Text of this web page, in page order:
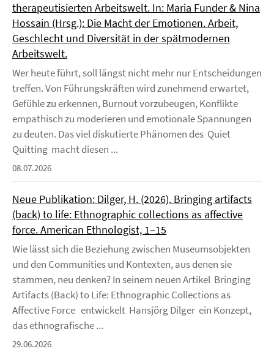
therapeutisierten Arbeitswelt. In: Maria Funder & Nina
Hossain (Hrsg.): Die Macht der Emotionen. Arbeit,
Geschlecht und Diversität in der spätmodernen
Arbeitswelt.
Wer heute führt, soll längst nicht mehr nur Entscheidungen
treffen. Von Führungskräften wird zunehmend erwartet,
Gefühle zu erkennen, Burnout vorzubeugen, Konflikte
empathisch zu moderieren und emotionale Spannungen
zu deuten. Das viel diskutierte Phänomen des Quiet
Quitting macht diesen ...
08.07.2026
Neue Publikation: Dilger, H. (2026). Bringing artifacts
(back) to life: Ethnographic collections as affective
force. American Ethnologist, 1–15
Wie lässt sich die Beziehung zwischen Museumsobjekten
und den Communities und Kontexten, aus denen sie
stammen, neu denken? In seinem neuen Artikel Bringing
Artifacts (Back) to Life: Ethnographic Collections as
Affective Force entwickelt Hansjörg Dilger ein Konzept,
das ethnografische ...
29.06.2026